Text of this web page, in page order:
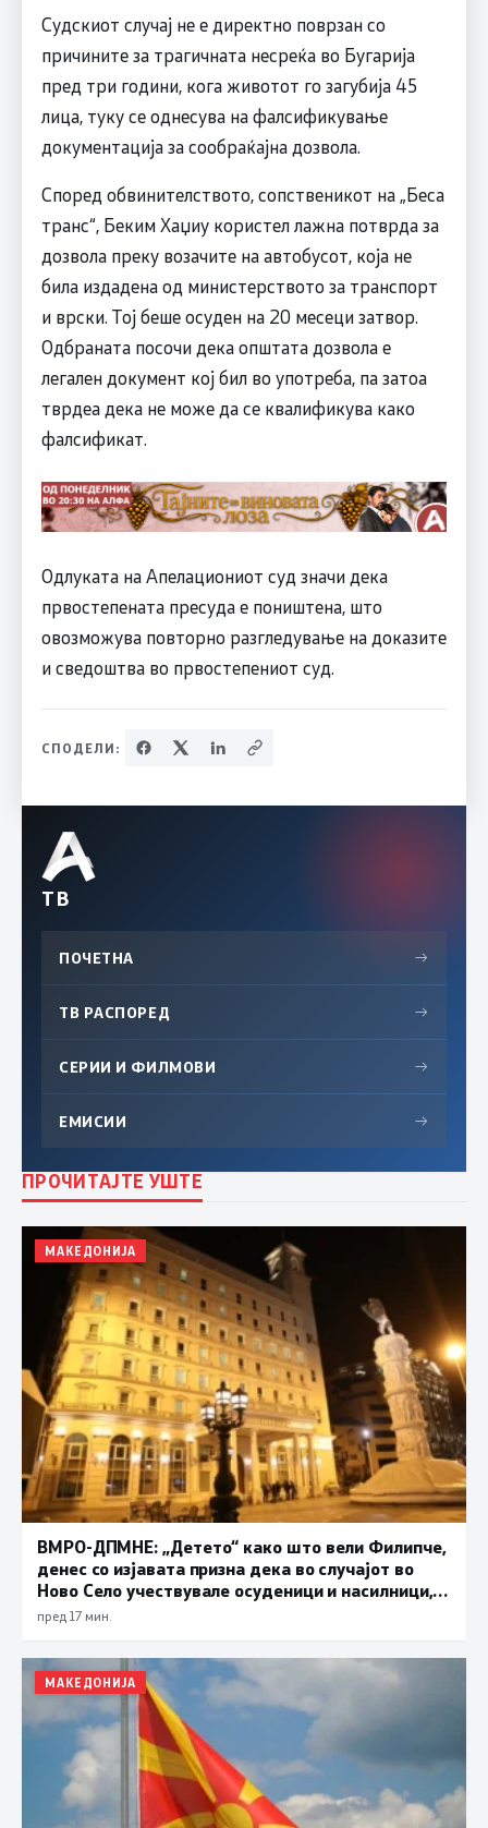
Судскиот случај не е директно поврзан со
причините за трагичната несреќа во Бугарија
пред три години, кога животот го загубија 45
лица, туку се однесува на фалсификување
документација за сообраќајна дозвола.
Според обвинителството, сопственикот на „Беса
транс“, Беким Хаџиу користел лажна потврда за
дозвола преку возачите на автобусот, која не
била издадена од министерството за транспорт
и врски. Тој беше осуден на 20 месеци затвор.
Одбраната посочи дека општата дозвола е
легален документ кој бил во употреба, па затоа
тврдеа дека не може да се квалификува како
фалсификат.
Одлуката на Апелациониот суд значи дека
првостепената пресуда е поништена, што
овозможува повторно разгледување на доказите
и сведоштва во првостепениот суд.
СПОДЕЛИ:
ТВ
ПОЧЕТНА →
ТВ РАСПОРЕД →
СЕРИИ И ФИЛМОВИ →
ЕМИСИИ →
ПРОЧИТАЈТЕ УШТЕ
МАКЕДОНИЈА
ВМРО-ДПМНЕ: „Детето“ како што вели Филипче,
денес со изјавата призна дека во случајот во
Ново Село учествувале осуденици и насилници,
ова е талогот на Македонија
пред 17 мин.
МАКЕДОНИЈА